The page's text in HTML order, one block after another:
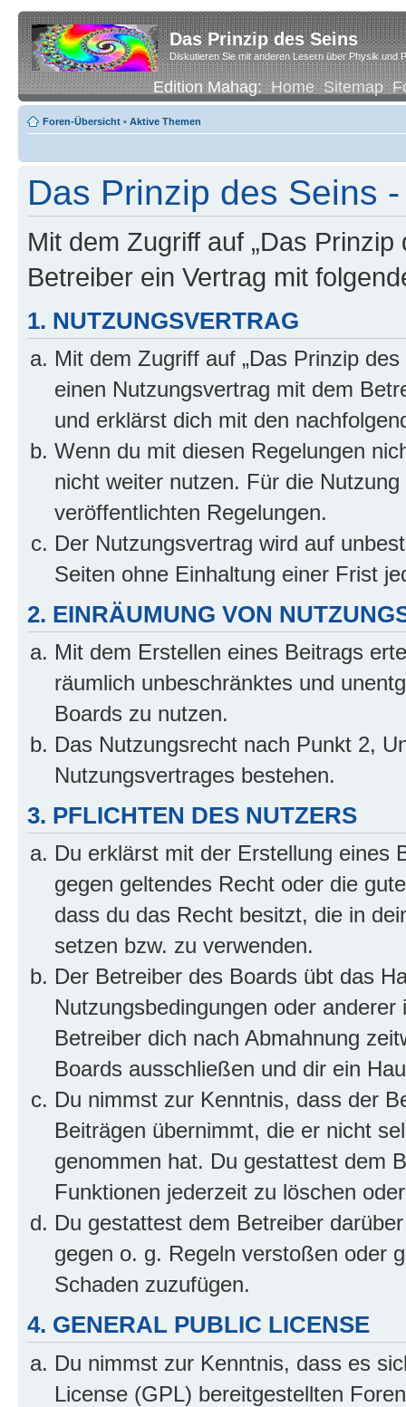
Das Prinzip des Seins
Diskutieren Sie mit anderen Lesern über Physik und
Edition Mahag:Home Sitemap
Foren-Übersicht • Aktive Themen
Das Prinzip des Seins
Mit dem Zugriff auf „Das
Betreiber ein Vertrag mit
1. NUTZUNGSVERTRAG
Mit dem Zugriff auf „Das Prinzip
einen Nutzungsvertrag mit dem
und erklärst dich mit den
Wenn du mit diesen Regelungen
nicht weiter nutzen. Für die
veröffentlichten Regelungen.
Der Nutzungsvertrag wird auf
Seiten ohne Einhaltung einer Frist
2. EINRÄUMUNG VON
Mit dem Erstellen eines Beitrags
räumlich unbeschränktes und
Boards zu nutzen.
Das Nutzungsrecht nach Punkt 2,
Nutzungsvertrages bestehen.
3. PFLICHTEN DES NUTZERS
Du erklärst mit der Erstellung eines
gegen geltendes Recht oder die
dass du das Recht besitzt, die in
setzen bzw. zu verwenden.
Der Betreiber des Boards übt das
Nutzungsbedingungen oder
Betreiber dich nach Abmahnung
Boards ausschließen und dir ein
Du nimmst zur Kenntnis, dass der
Beiträgen übernimmt, die er nicht
genommen hat. Du gestattest dem
Funktionen jederzeit zu löschen
Du gestattest dem Betreiber
gegen o. g. Regeln verstoßen oder
Schaden zuzufügen.
4. GENERAL PUBLIC LICENSE
Du nimmst zur Kenntnis, dass es
License (GPL) bereitgestellten